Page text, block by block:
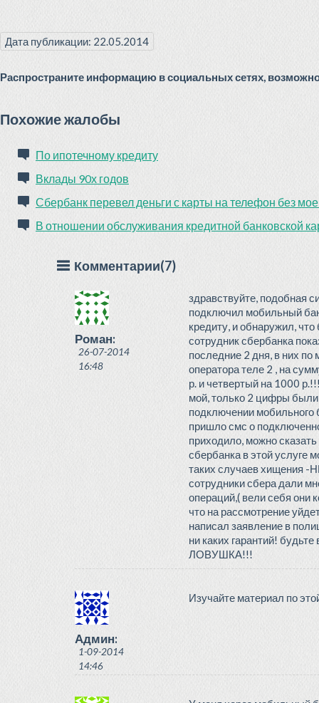
Дата публикации: 22.05.2014
Распространите информацию в социальных сетях,
Похожие жалобы
По ипотечному кредиту
Вклады 90х годов
Сбербанк перевел деньги с карты на телефон без
В отношении обслуживания кредитной банковской
Комментарии(7)
Роман:
26-07-2014
16:48
здравствуйте, подобная
подключил мобильный
кредиту, и обнаружил,
сотрудник сбербанка
последние 2 дня, в них
оператора теле 2 , на
р. и четвертый на 1000
мой, только 2 цифры
подключении мобильного
пришло смс о
приходило, можно
сбербанка в этой услуге
таких случаев
сотрудники сбера дали
операций,( вели себя они
что на рассмотрение
написал заявление в
ни каких гарантий!
ЛОВУШКА!!!
Админ:
1-09-2014
14:46
Изучайте материал по